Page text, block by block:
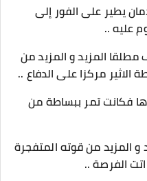
يطير على الفور إلى
عليه ..
المزيد و المزيد من
الاثير مركزا على الدفاع ..
فكانت تمر ببساطة من
و المزيد من قوته المتفجرة
الفرصة ..